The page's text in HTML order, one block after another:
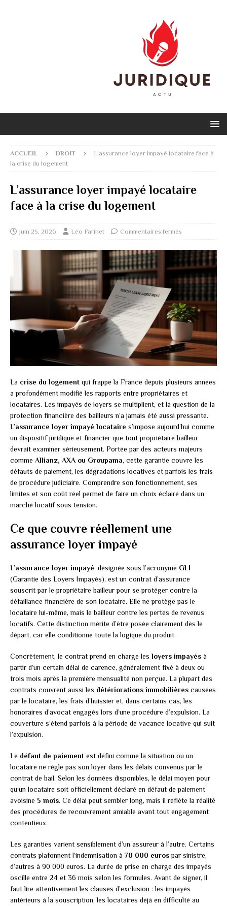
ACCUEIL DROIT
L’assurance loyer impayé locataire face à
la crise du logement
L’assurance loyer impayé locataire
face à la crise du logement
juin 25, 2026 Léo Farinet Commentaires fermés
La crise du logement qui frappe la France depuis plusieurs années
a profondément modifié les rapports entre propriétaires et
locataires. Les impayés de loyers se multiplient, et la question de la
protection financière des bailleurs n’a jamais été aussi pressante.
L’assurance loyer impayé locataire s’impose aujourd’hui comme
un dispositif juridique et financier que tout propriétaire bailleur
devrait examiner sérieusement. Portée par des acteurs majeurs
comme Allianz, AXA ou Groupama, cette garantie couvre les
défauts de paiement, les dégradations locatives et parfois les frais
de procédure judiciaire. Comprendre son fonctionnement, ses
limites et son coût réel permet de faire un choix éclairé dans un
marché locatif sous tension.
Ce que couvre réellement une
assurance loyer impayé
L’assurance loyer impayé, désignée sous l’acronyme GLI
(Garantie des Loyers Impayés), est un contrat d’assurance
souscrit par le propriétaire bailleur pour se protéger contre la
défaillance financière de son locataire. Elle ne protège pas le
locataire lui-même, mais le bailleur contre les pertes de revenus
locatifs. Cette distinction mérite d’être posée clairement dès le
départ, car elle conditionne toute la logique du produit.
Concrètement, le contrat prend en charge les loyers impayés à
partir d’un certain délai de carence, généralement fixé à deux ou
trois mois après la première mensualité non perçue. La plupart des
contrats couvrent aussi les détériorations immobilières causées
par le locataire, les frais d’huissier et, dans certains cas, les
honoraires d’avocat engagés lors d’une procédure d’expulsion. La
couverture s’étend parfois à la période de vacance locative qui suit
l’expulsion.
Le défaut de paiement est défini comme la situation où un
locataire ne règle pas son loyer dans les délais convenus par le
contrat de bail. Selon les données disponibles, le délai moyen pour
qu’un locataire soit officiellement déclaré en défaut de paiement
avoisine 5 mois. Ce délai peut sembler long, mais il reflète la réalité
des procédures de recouvrement amiable avant tout engagement
contentieux.
Les garanties varient sensiblement d’un assureur à l’autre. Certains
contrats plafonnent l’indemnisation à 70 000 eurospar sinistre,
d’autres à 90 000 euros. La durée de prise en charge des impayés
oscille entre 24 et 36 mois selon les formules. Avant de signer, il
faut lire attentivement les clauses d’exclusion : les impayés
antérieurs à la souscription, les locataires déjà en difficulté au